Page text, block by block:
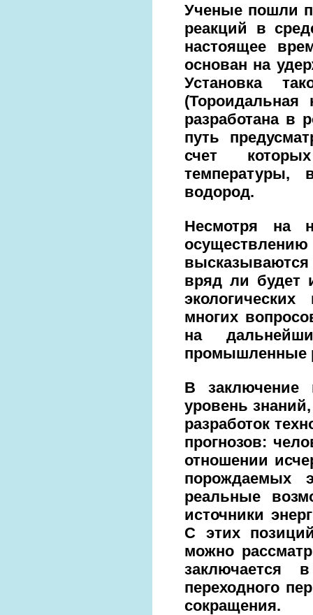
Ученые пошли
реакций в
настоящее
основан на
Установка
разработана в
путь
счет
температуры,
водород.
Несмотря на
вряд ли будет
многих
на
промышленные
В заключение
уровень
разработок
прогнозов:
отношении
порождаемых
реальные
источники
С этих
можно
заключается
переходного
сокращения.